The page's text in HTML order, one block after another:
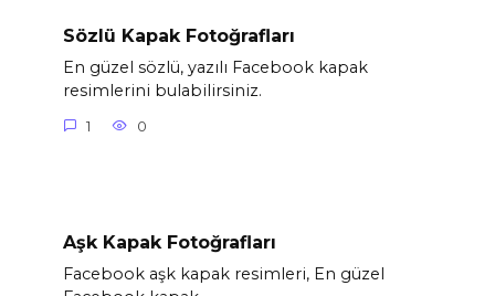
Sözlü Kapak Fotoğrafları
En güzel sözlü, yazılı Facebook kapak
resimlerini bulabilirsiniz.
1 0
Aşk Kapak Fotoğrafları
Facebook aşk kapak resimleri, En güzel